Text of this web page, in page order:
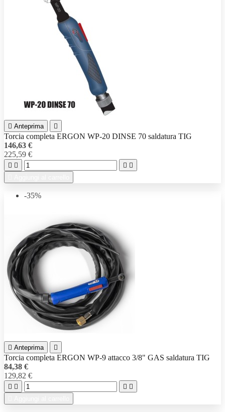
 Anteprima 
Torcia completa ERGON WP-20 DINSE 70 saldatura TIG
146,63 €
225,59 €
   
-35%
 Anteprima 
Torcia completa ERGON WP-9 attacco 3/8" GAS saldatura TIG
84,38 €
129,82 €
   